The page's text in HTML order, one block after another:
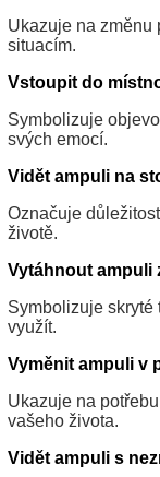
Ukazuje na změnu
situacím.
Vstoupit do
Symbolizuje
svých emocí.
Vidět ampuli na
Označuje
životě.
Vytáhnout ampuli
Symbolizuje skryté
využít.
Vyměnit ampuli v
Ukazuje na
vašeho života.
Vidět ampuli s